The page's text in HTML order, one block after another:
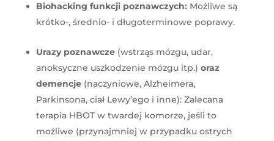
Biohacking funkcji poznawczych: Możliwe są
krótko-, średnio- i długoterminowe poprawy.
Urazy poznawcze(wstrząs mózgu, udar,
anoksyczne uszkodzenie mózgu itp.) oraz
demencje(naczyniowe, Alzheimera,
Parkinsona, ciał Lewy’ego i inne): Zalecana
terapia HBOT w twardej komorze, jeśli to
możliwe (przynajmniej w przypadku ostrych